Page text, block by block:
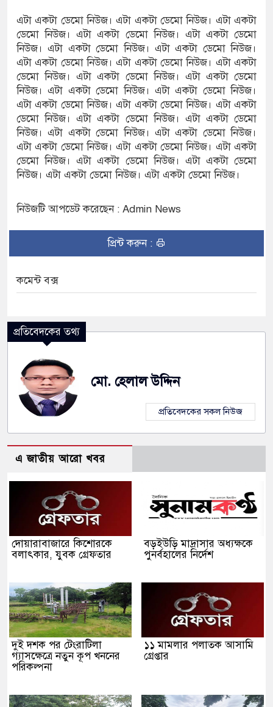
এটা একটা ডেমো নিউজ। এটা একটা ডেমো নিউজ। এটা একটা
ডেমো নিউজ। এটা একটা ডেমো নিউজ। এটা একটা ডেমো
নিউজ। এটা একটা ডেমো নিউজ। এটা একটা ডেমো নিউজ।
এটা একটা ডেমো নিউজ। এটা একটা ডেমো নিউজ। এটা একটা
ডেমো নিউজ। এটা একটা ডেমো নিউজ। এটা একটা ডেমো
নিউজ। এটা একটা ডেমো নিউজ। এটা একটা ডেমো নিউজ।
এটা একটা ডেমো নিউজ। এটা একটা ডেমো নিউজ। এটা একটা
ডেমো নিউজ। এটা একটা ডেমো নিউজ। এটা একটা ডেমো
নিউজ। এটা একটা ডেমো নিউজ। এটা একটা ডেমো নিউজ।
এটা একটা ডেমো নিউজ। এটা একটা ডেমো নিউজ। এটা একটা
ডেমো নিউজ। এটা একটা ডেমো নিউজ। এটা একটা ডেমো
নিউজ। এটা একটা ডেমো নিউজ। এটা একটা ডেমো নিউজ।
নিউজটি আপডেট করেছেন : Admin News
প্রিন্ট করুন :
কমেন্ট বক্স
প্রতিবেদকের তথ্য
মো. হেলাল উদ্দিন
প্রতিবেদকের সকল নিউজ
এ জাতীয় আরো খবর
দোয়ারাবাজারে কিশোরকে
বলাৎকার, যুবক গ্রেফতার
বড়ইউড়ি মাদ্রাসার অধ্যক্ষকে
পুনর্বহালের নির্দেশ
দুই দশক পর টেংরাটিলা
গ্যাসক্ষেত্রে নতুন কূপ খননের
পরিকল্পনা
১১ মামলার পলাতক আসামি
গ্রেপ্তার